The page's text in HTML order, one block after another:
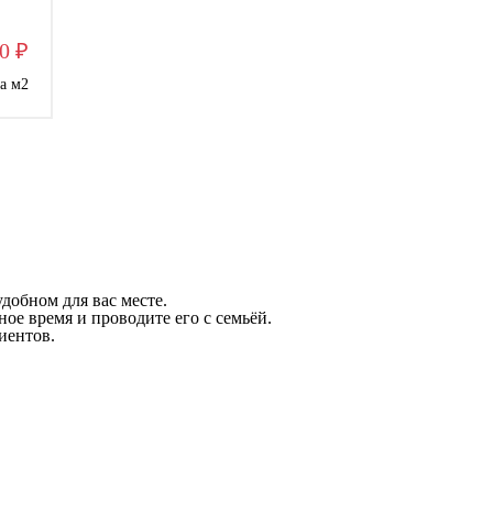
₽
м2
для вас месте.
время и проводите его с семьёй.